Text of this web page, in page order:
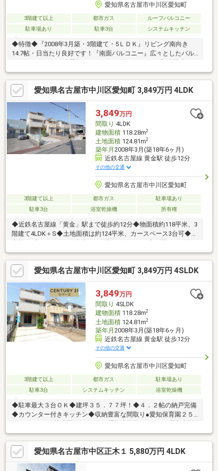
愛知県名古屋市中川区愛知町
3階建て以上 都市ガス
ルーフバルコニー
駐車場あり
駐車3台 システムキッチン
◆特徴◆『2008年3月築・3階建て・5ＬＤＫ』リビング南向き
14.7帖・日当たり良好です！『南面バルコニー』広々としたバル
ペースに余裕をもって駐車可能です！『大容量収納』クローゼッ
ト、階段下収納、シューズクローゼットもあるため収納スペース
には困りません！◆リフォーム後引き渡し可◆ご要望があればリ
フォーム工事後引き渡し可能です！ご相談ください！
愛知県名古屋市中川区愛知町 3,849万円 4LDK
3,849万円
間取り 4LDK
建物面積118.28m2
土地面積124.81m2
築年月 2008年3月(築18年6ヶ月)
近鉄名古屋線 黄金駅 徒歩12分
その他の交通
愛知県名古屋市中川区愛知町
3階建て以上 都市ガス
駐車場あり
駐車3台
浴室乾燥機 所有権
◆近鉄名古屋線「黄金」駅まで徒歩約12分◆物面積約118平米、3
階建て4LDK＋S◆土地面積は約124平米、カースペース3台可◆ご
が気にならず、ゆったりとお過ごし頂けます！◆1階に約4帖の納
戸あり◆浴室乾燥機は花粉の季節や雨の日のお洗濯にも活躍◆明
るい全室採光設計！気持ちよく過ごせます◆バルコニーは2ヶ所
ございますので、沢山の洗濯物も一度に干す事ができ便利です
ね！◆2026年5月にハウスクリーニング・白アリ点検◆「愛知小
学校」まで徒歩約4分、子育て世帯にもおすすめ！◆「平和堂(豊
成店)」まで徒歩約8分の立地です！
愛知県名古屋市中川区愛知町 3,849万円 4SLDK
3,849万円
間取り 4SLDK
建物面積118.28m2
土地面積124.81m2
築年月 2008年3月(築18年6ヶ月)
近鉄名古屋線 黄金駅 徒歩12分
その他の交通
愛知県名古屋市中川区愛知町
3階建て以上 都市ガス
駐車場あり
駐車3台
システムキッチン 浴室乾燥機
◆駐車最大３台ＯＫ◆建坪３５．７７坪！◆４．２帖の納戸完備
◆カウンター付きキッチン◆収納豊富な間取り●愛知保育園２５
校２５００ｍ●平和堂６００ｍ●セブンイレブン２７０ｍ●ツルハ
ドラッグ６００ｍ●林クリニック２４０ｍ●愛知公園２８０ｍ≪２
０２６年５月リフォーム内容≫室内クリーニング、白蟻点検
愛知県名古屋市中区正木１ 5,880万円 4LDK